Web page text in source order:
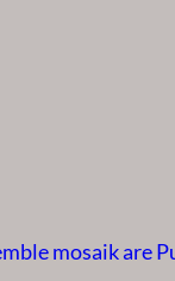
mosaik are